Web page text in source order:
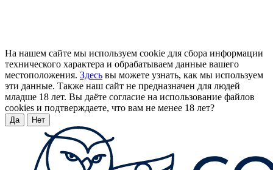
На нашем сайте мы используем cookie для сбора информации
технического характера и обрабатываем данные вашего
местоположения. Здесь вы можете узнать, как мы используем
эти данные. Также наш сайт не предназначен для людей
младше 18 лет. Вы даёте согласие на использование файлов
cookies и подтверждаете, что вам не менее 18 лет?
Да Нет